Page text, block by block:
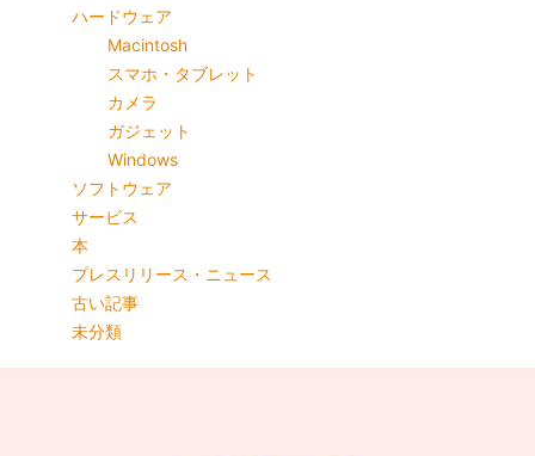
ハードウェア
Macintosh
スマホ・タブレット
カメラ
ガジェット
Windows
ソフトウェア
サービス
本
プレスリリース・ニュース
古い記事
未分類